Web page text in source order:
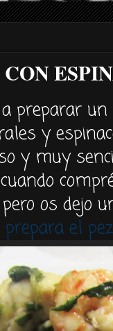
preparar un
y
y muy
os dejo
prepara el